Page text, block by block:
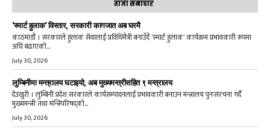
ताजा समाचार
‘स्मार्ट हुलाक’ विस्तार, सरकारी कागजात अब घरमै
काठमाडौं । सरकारले हुलाक सेवालाई प्रविधिमैत्री बनाउँदै ‘स्मार्ट हुलाक’ कार्यक्रम प्रभावकारी रूपमा
अघि बढाएको...
July 30, 2026
लुम्बिनीमा मन्त्रालय घटाइयो, अब मुख्यमन्त्रीसहित ९ मन्त्रालय
देउखुरी । लुम्बिनी प्रदेश सरकारले कार्यसम्पादनलाई प्रभावकारी बनाउन मन्त्रालय पुनःसंरचना गर्दै
मुख्यमन्त्री तथा मन्त्रिपरिषद्को...
July 30, 2026